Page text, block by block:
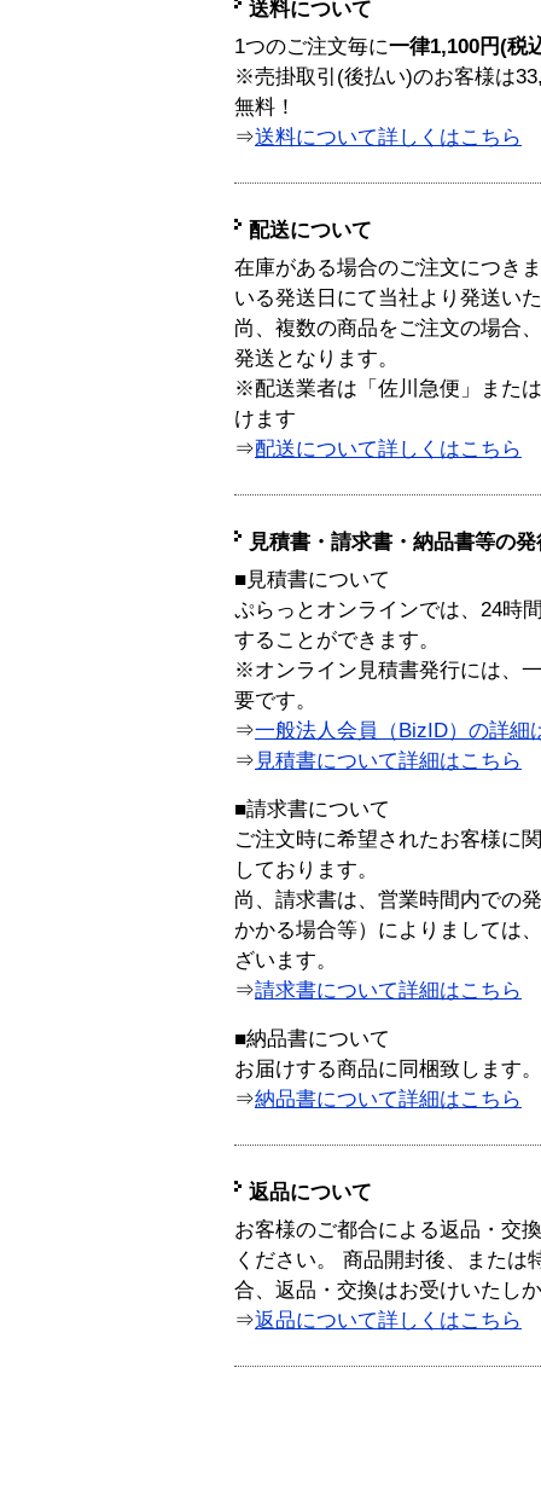
送料について
1つのご注文毎に一律1,100円(税
※売掛取引(後払い)のお客様は
無料！
⇒送料について詳しくはこちら
配送について
在庫がある場合のご注文につき
いる発送日にて当社より発送い
尚、複数の商品をご注文の場合
発送となります。
※配送業者は「佐川急便」また
けます
⇒配送について詳しくはこちら
見積書・請求書・納品書等の
■見積書について
ぷらっとオンラインでは、24時
することができます。
※オンライン見積書発行には、
要です。
⇒一般法人会員（BizID）の詳細
⇒ 見積書について詳細はこちら
■請求書について
ご注文時に希望されたお客様に
しております。
尚、請求書は、営業時間内での
かかる場合等）によりましては
ざいます。
⇒請求書について詳細はこちら
■納品書について
お届けする商品に同梱致します。
⇒納品書について詳細はこちら
返品について
お客様のご都合による返品・交
ください。 商品開封後、または
合、返品・交換はお受けいたし
⇒返品について詳しくはこちら